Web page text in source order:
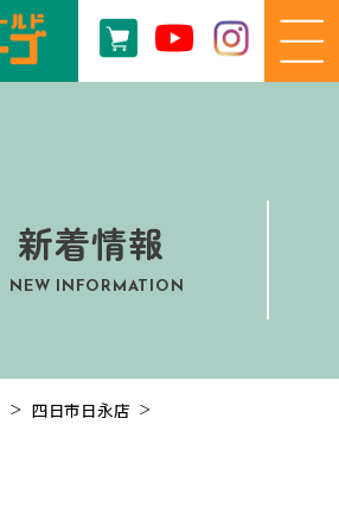
新着情報
NEW INFORMATION
四日市日永店